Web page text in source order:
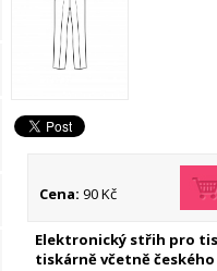
Cena: 90 Kč
Elektronický střih pro
tiskárně včetně českého